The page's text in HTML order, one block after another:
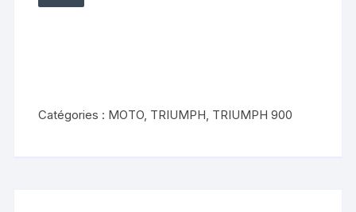
gauche
Catégories : MOTO TRIUMPH TRIUMPH 900